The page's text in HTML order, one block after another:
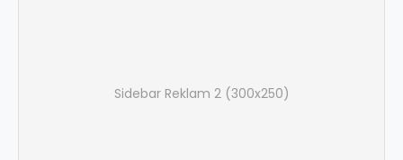
Sidebar Reklam 2 (300x250)